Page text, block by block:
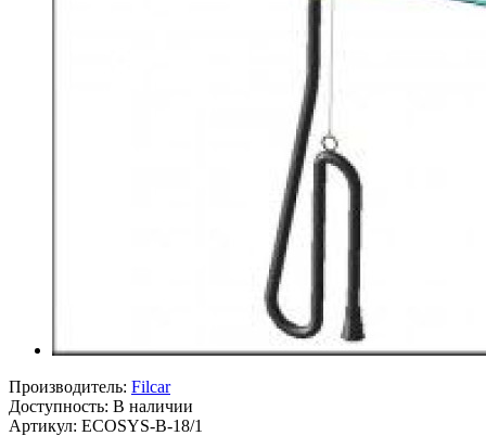
Производитель: Filcar
Доступность: В наличии
Артикул: ECOSYS-B-18/1